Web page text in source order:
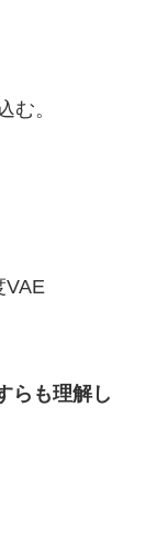
む。
らも理解し